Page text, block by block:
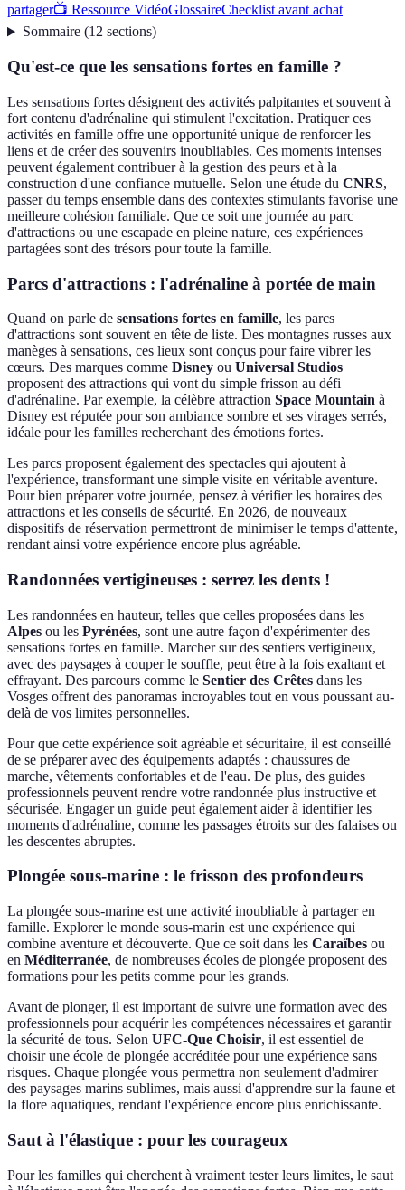
partager📺 Ressource VidéoGlossaireChecklist avant achat
Sommaire(12 sections)
Qu'est-ce que les sensations fortes en famille ?
Les sensations fortes désignent des activités palpitantes et souvent à
fort contenu d'adrénaline qui stimulent l'excitation. Pratiquer ces
activités en famille offre une opportunité unique de renforcer les
liens et de créer des souvenirs inoubliables. Ces moments intenses
peuvent également contribuer à la gestion des peurs et à la
construction d'une confiance mutuelle. Selon une étude du CNRS,
passer du temps ensemble dans des contextes stimulants favorise une
meilleure cohésion familiale. Que ce soit une journée au parc
d'attractions ou une escapade en pleine nature, ces expériences
partagées sont des trésors pour toute la famille.
Parcs d'attractions : l'adrénaline à portée de main
Quand on parle de sensations fortes en famille, les parcs
d'attractions sont souvent en tête de liste. Des montagnes russes aux
manèges à sensations, ces lieux sont conçus pour faire vibrer les
cœurs. Des marques comme Disney ou Universal Studios
proposent des attractions qui vont du simple frisson au défi
d'adrénaline. Par exemple, la célèbre attraction Space Mountain à
Disney est réputée pour son ambiance sombre et ses virages serrés,
idéale pour les familles recherchant des émotions fortes.
Les parcs proposent également des spectacles qui ajoutent à
l'expérience, transformant une simple visite en véritable aventure.
Pour bien préparer votre journée, pensez à vérifier les horaires des
attractions et les conseils de sécurité. En 2026, de nouveaux
dispositifs de réservation permettront de minimiser le temps d'attente,
rendant ainsi votre expérience encore plus agréable.
Randonnées vertigineuses : serrez les dents !
Les randonnées en hauteur, telles que celles proposées dans les
Alpes ou les Pyrénées, sont une autre façon d'expérimenter des
sensations fortes en famille. Marcher sur des sentiers vertigineux,
avec des paysages à couper le souffle, peut être à la fois exaltant et
effrayant. Des parcours comme le Sentier des Crêtes dans les
Vosges offrent des panoramas incroyables tout en vous poussant au-
delà de vos limites personnelles.
Pour que cette expérience soit agréable et sécuritaire, il est conseillé
de se préparer avec des équipements adaptés : chaussures de
marche, vêtements confortables et de l'eau. De plus, des guides
professionnels peuvent rendre votre randonnée plus instructive et
sécurisée. Engager un guide peut également aider à identifier les
moments d'adrénaline, comme les passages étroits sur des falaises ou
les descentes abruptes.
Plongée sous-marine : le frisson des profondeurs
La plongée sous-marine est une activité inoubliable à partager en
famille. Explorer le monde sous-marin est une expérience qui
combine aventure et découverte. Que ce soit dans les Caraïbes ou
en Méditerranée, de nombreuses écoles de plongée proposent des
formations pour les petits comme pour les grands.
Avant de plonger, il est important de suivre une formation avec des
professionnels pour acquérir les compétences nécessaires et garantir
la sécurité de tous. Selon UFC-Que Choisir, il est essentiel de
choisir une école de plongée accréditée pour une expérience sans
risques. Chaque plongée vous permettra non seulement d'admirer
des paysages marins sublimes, mais aussi d'apprendre sur la faune et
la flore aquatiques, rendant l'expérience encore plus enrichissante.
Saut à l'élastique : pour les courageux
Pour les familles qui cherchent à vraiment tester leurs limites, le saut